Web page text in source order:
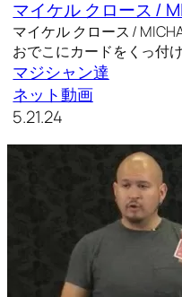
マイケル クロース /
マイケル クロース /
おでこにカードをくっ付
マジシャン達
ネット動画
5.21.24